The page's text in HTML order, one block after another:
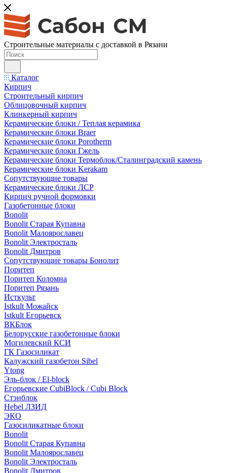
Строительные материалы с доставкой в Рязани
Каталог
Кирпич
Строительный кирпич
Облицовочный кирпич
Клинкерный кирпич
Керамические блоки / Теплая керамика
Керамические блоки Braer
Керамические блоки Porotherm
Керамические блоки Гжель
Керамические блоки Термоблок/Сталинградский камень
Керамические блоки Kerakam
Сопутствующие товары
Керамические блоки ЛСР
Кирпич ручной формовки
Газобетонные блоки
Bonolit
Bonolit Старая Купавна
Bonolit Малоярославец
Bonolit Электросталь
Bonolit Дмитров
Сопутствующие товары Бонолит
Поритеп
Поритеп Коломна
Поритеп Рязань
Исткульт
Istkult Можайск
Istkult Егорьевск
ВКБлок
Белорусские газобетонные блоки
Могилевский КСИ
ГК Газосиликат
Калужский газобетон Sibel
Ytong
Эль-блок / El-block
Егорьевские CubiBlock / Cubi Block
Стэнблок
Hebel ЛЗИД
ЭКО
Газосиликатные блоки
Bonolit
Bonolit Старая Купавна
Bonolit Малоярославец
Bonolit Электросталь
Bonolit Дмитров